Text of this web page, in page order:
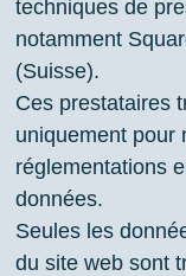
techniques de
notamment
(Suisse).
Ces prestataires
uniquement pour
réglementations
données.
Seules les
du site web sont